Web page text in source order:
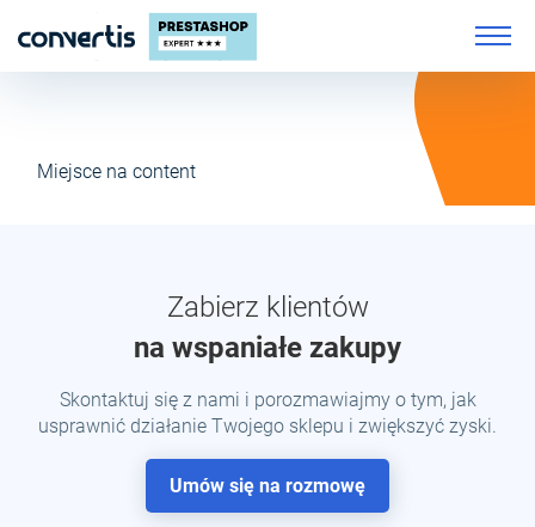
Miejsce na content
Zabierz klientów
na wspaniałe zakupy
Skontaktuj się z nami i porozmawiajmy o tym, jak
usprawnić działanie Twojego sklepu i zwiększyć zyski.
Umów się na rozmowę